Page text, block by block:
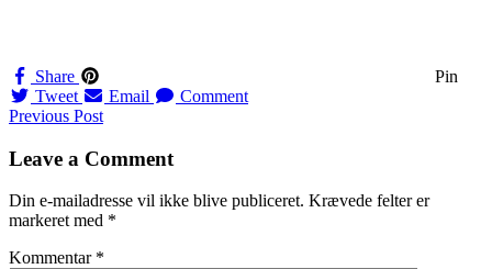
Share
Pin
Tweet
Email Comment
Navigation
til
Previous Post
Leave a Comment
Din e-mailadresse vil ikke blive publiceret. Krævede felter er
markeret med *
Kommentar *